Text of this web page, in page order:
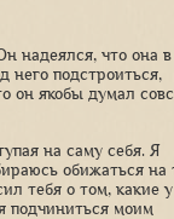
надеялся, что она в
него подстроиться,
он якобы думал
на саму себя. Я
обижаться на
тебя о том, какие у
подчиниться моим